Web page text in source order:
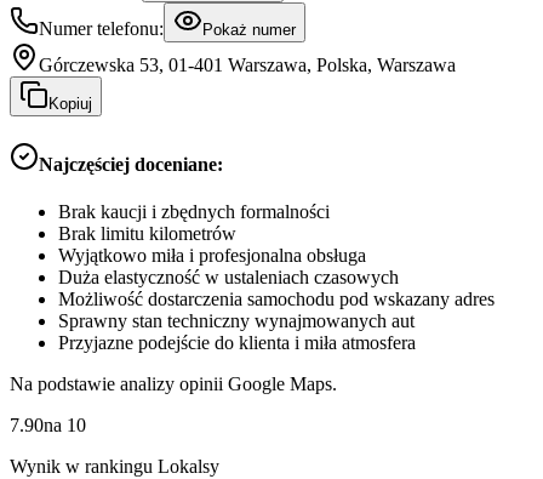
Numer telefonu: Pokaż numer
Górczewska 53, 01-401 Warszawa, Polska, Warszawa
Kopiuj
Najczęściej doceniane:
Brak kaucji i zbędnych formalności
Brak limitu kilometrów
Wyjątkowo miła i profesjonalna obsługa
Duża elastyczność w ustaleniach czasowych
Możliwość dostarczenia samochodu pod wskazany adres
Sprawny stan techniczny wynajmowanych aut
Przyjazne podejście do klienta i miła atmosfera
Na podstawie analizy opinii Google Maps.
7.90na 10
Wynik w rankingu Lokalsy